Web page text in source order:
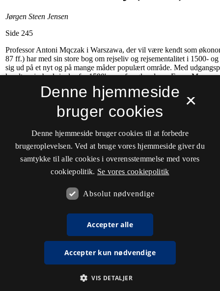
×
Denne hjemmeside
bruger cookies
Denne hjemmeside bruger cookies til at forbedre
brugeroplevelsen. Ved at bruge vores hjemmeside giver du
samtykke til alle cookies i overensstemmelse med vores
cookiepolitik. Se vores cookiepolitik
Absolut nødvendige
Accepter alle
Accepter kun nødvendige
VIS DETALJER